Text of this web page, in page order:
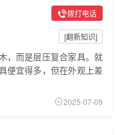
拨打电话
[翻新知识]
，而是层压复合家具。就
便宜得多，但在外观上差
2025-07-09